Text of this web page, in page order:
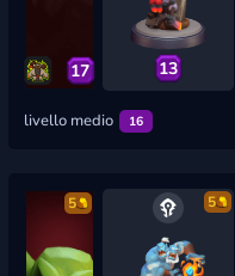
17 13
livello medio 16
5 5